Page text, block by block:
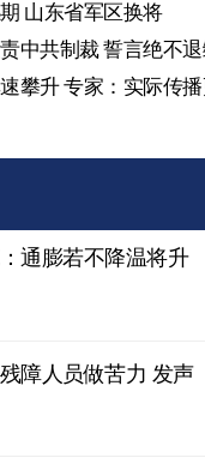
山东省军区换将
中共制裁 誓言绝不
攀升 专家：实际传
通膨若不降温将升
障人员做苦力 发声